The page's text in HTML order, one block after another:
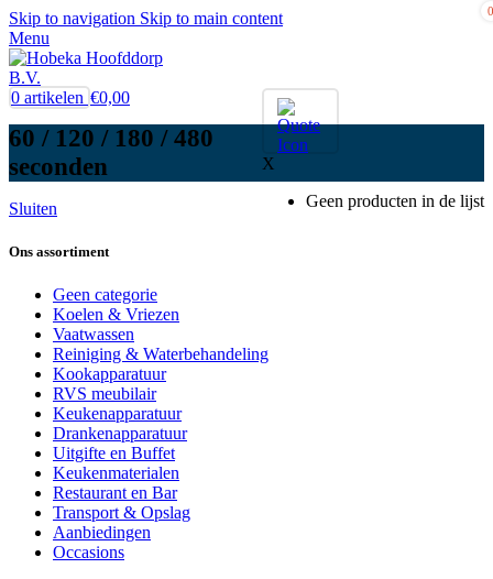
Skip to navigation Skip to main content
Menu
0
X
Geen producten in de lijst
0 artikelen €0,00
60 / 120 / 180 / 480
seconden
Sluiten
Ons assortiment
Geen categorie
Koelen & Vriezen
Vaatwassen
Reiniging & Waterbehandeling
Kookapparatuur
RVS meubilair
Keukenapparatuur
Drankenapparatuur
Uitgifte en Buffet
Keukenmaterialen
Restaurant en Bar
Transport & Opslag
Aanbiedingen
Occasions